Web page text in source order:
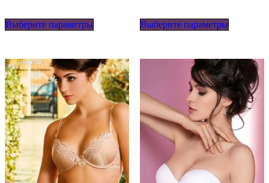
Выберите параметры
вариаций.
Опции
можно
выбрать
на
странице
товара.
Выберите параметры
Опции
можно
выбрать
на
странице
товара.